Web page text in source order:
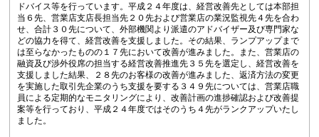
ドバイス等を行っています。平成２４年度は、経営改善先としては本部担
当６先、営業店支店長担当先２０先および営業店の業況監視先４先を合わ
せ、合計３０先について、外部機関より派遣のアドバイザー及び専門家な
どの協力を得て、経営改善を支援しました。その結果、ランプアップまで
は至らなかったものの１７先において改善が進みました。また、営業店の
融資及び渉外役席の担当する経営改善推進先３５先を選定し、経営改善を
支援しました結果、２８先のお客様の改善が進みました、返済方法の変更
を実施した取引先企業のうち支援を要する３４９先については、営業店職
員による定期的なモニタリングにより、改善計画の進捗確認および改善提
案等を行っており、平成２４年度ではそのうち４先がランクアップいたし
ました。